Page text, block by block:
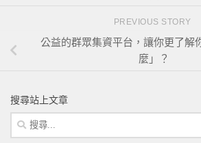
PREVIOUS STORY
公益的群眾集資平台，讓你更了解
麼」？
搜尋站上文章
搜
尋